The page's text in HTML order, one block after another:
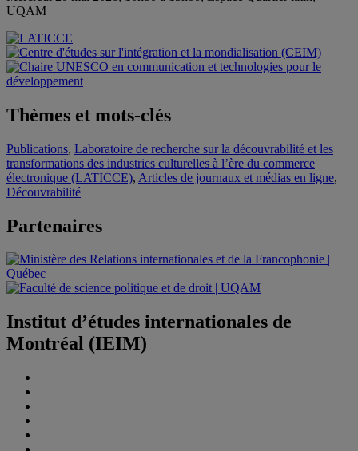
UQAM
Thèmes et mots-clés
Publications, Laboratoire de recherche sur la découvrabilité et les
transformations des industries culturelles à l’ère du commerce
électronique (LATICCE), Articles de journaux et médias en ligne,
Découvrabilité
Partenaires
Institut d’études internationales de
Montréal (IEIM)